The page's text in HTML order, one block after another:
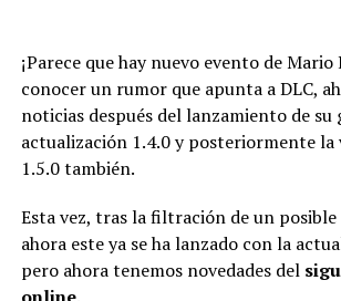
¡Parece que hay nuevo evento de
conocer un rumor que apunta a DLC,
noticias después del lanzamiento de su
actualización 1.4.0 y posteriormente la
1.5.0 también.
Esta vez, tras la filtración de un posible
ahora este ya se ha lanzado con la
pero ahora tenemos novedades del